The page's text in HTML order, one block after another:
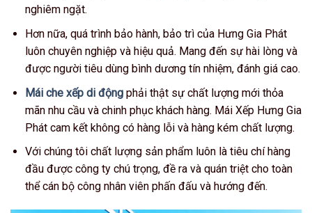
nghiêm ngặt.
Hơn nữa, quá trình bảo hành, bảo trì của Hưng Gia Phát
luôn chuyên nghiệp và hiệu quả. Mang đến sự hài lòng và
được người tiêu dùng bình dương tín nhiệm, đánh giá cao.
Mái che xếp di độngphải thật sự chất lượng mới thỏa
mãn nhu cầu và chinh phục khách hàng. Mái Xếp Hưng Gia
Phát cam kết không có hàng lỗi và hàng kém chất lượng.
Với chúng tôi chất lượng sản phẩm luôn là tiêu chí hàng
đầu được công ty chú trọng, đề ra và quán triệt cho toàn
thể cán bộ công nhân viên phấn đấu và hướng đến.